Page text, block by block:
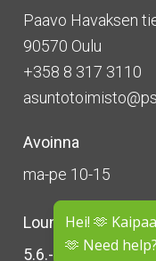
Hei! 🫶
🫶 Need help?
Paavo Havaksen
90570 Oulu
+358 8 317 3110
Avoinna
ma-pe 10-15
Lounge onsuljettu
5.6.-16.8.2026